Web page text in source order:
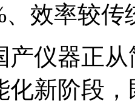
效率较传
器正从
化新阶段